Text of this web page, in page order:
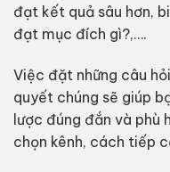
đạt kết quả sâu hơn,
đạt mục đích gì?,….
Việc đặt những câu
quyết chúng sẽ giúp
lược đúng đắn và phù
chọn kênh, cách tiếp